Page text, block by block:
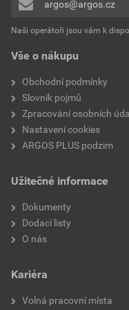
Šroubovací systém
Vhodné pro
cihly
Vhodné pro plynový
Vhodné pro plné cihly
S okrajem
Přidávat hodnocení
Vše o nákupu
Obchodní podmínky
Slovník pojmů
Zpracování osobních
Nastavení cookies
ARGOS PLUS podzim
Užitečné informace
Dokumenty
Dodací listy
O nás
Kariéra
Volná pracovní místa
argos@argos.cz
Naši operátoři jsou vám k